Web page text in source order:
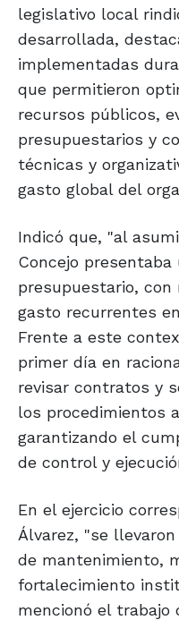
legislativo local
desarrollada,
implementadas
que permitieron
recursos públicos,
presupuestarios y
técnicas y
gasto global del
Indicó que, "al
Concejo
presupuestario, con
gasto recurrentes
Frente a este
primer día en
revisar contratos y
los procedimientos
garantizando el
de control y
En el ejercicio
Álvarez, "se
de mantenimiento,
fortalecimiento
mencionó el trabajo